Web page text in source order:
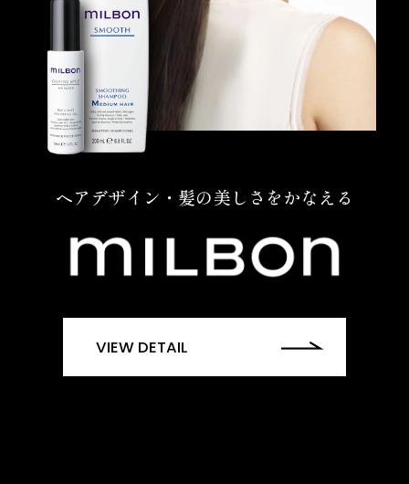
ヘアデザイン・髪の美しさをかなえる
VIEW DETAIL